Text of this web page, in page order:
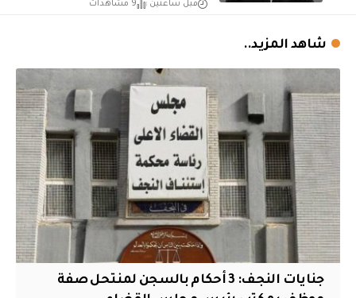
قبل ساعتين 9 مشاهدات
شاهد المزيد..
جنايات النجف: 3 أحكام بالسجن لمنتحل صفة